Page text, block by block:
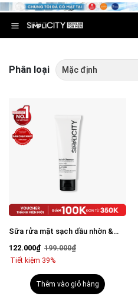
Phân loại
Sữa rửa mặt sạch dầu nhờn &
122.000₫ 199.000₫
Tiết kiệm 39%
Thêm vào giỏ hàng